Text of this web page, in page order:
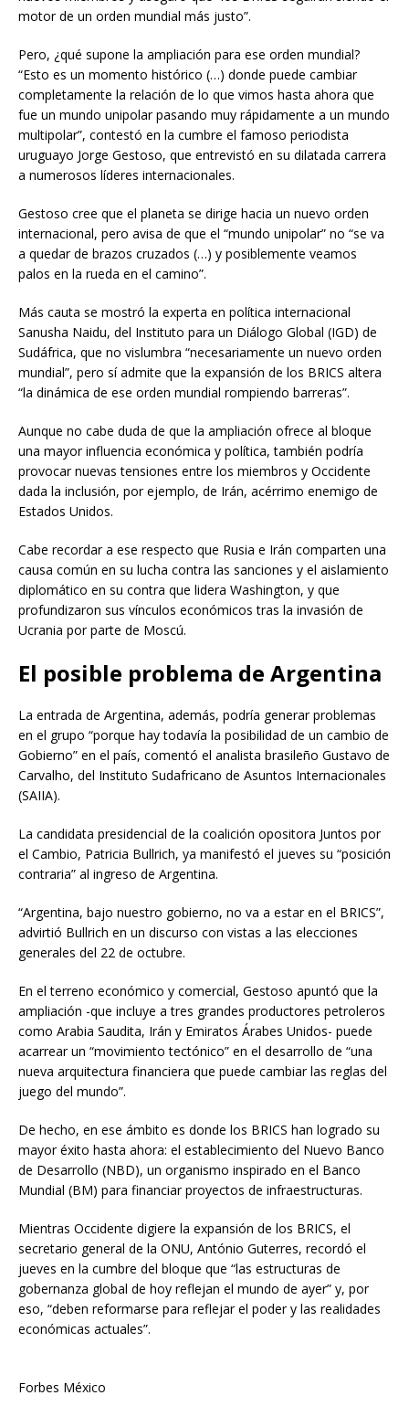
motor de un orden mundial más justo”.
Pero, ¿qué supone la ampliación para ese orden mundial?
“Esto es un momento histórico (…) donde puede cambiar
completamente la relación de lo que vimos hasta ahora que
fue un mundo unipolar pasando muy rápidamente a un mundo
multipolar”, contestó en la cumbre el famoso periodista
uruguayo Jorge Gestoso, que entrevistó en su dilatada carrera
a numerosos líderes internacionales.
Gestoso cree que el planeta se dirige hacia un nuevo orden
internacional, pero avisa de que el “mundo unipolar” no “se va
a quedar de brazos cruzados (…) y posiblemente veamos
palos en la rueda en el camino”.
Más cauta se mostró la experta en política internacional
Sanusha Naidu, del Instituto para un Diálogo Global (IGD) de
Sudáfrica, que no vislumbra “necesariamente un nuevo orden
mundial”, pero sí admite que la expansión de los BRICS altera
“la dinámica de ese orden mundial rompiendo barreras”.
Aunque no cabe duda de que la ampliación ofrece al bloque
una mayor influencia económica y política, también podría
provocar nuevas tensiones entre los miembros y Occidente
dada la inclusión, por ejemplo, de Irán, acérrimo enemigo de
Estados Unidos.
Cabe recordar a ese respecto que Rusia e Irán comparten una
causa común en su lucha contra las sanciones y el aislamiento
diplomático en su contra que lidera Washington, y que
profundizaron sus vínculos económicos tras la invasión de
Ucrania por parte de Moscú.
El posible problema de Argentina
La entrada de Argentina, además, podría generar problemas
en el grupo “porque hay todavía la posibilidad de un cambio de
Gobierno” en el país, comentó el analista brasileño Gustavo de
Carvalho, del Instituto Sudafricano de Asuntos Internacionales
(SAIIA).
La candidata presidencial de la coalición opositora Juntos por
el Cambio, Patricia Bullrich, ya manifestó el jueves su “posición
contraria” al ingreso de Argentina.
“Argentina, bajo nuestro gobierno, no va a estar en el BRICS”,
advirtió Bullrich en un discurso con vistas a las elecciones
generales del 22 de octubre.
En el terreno económico y comercial, Gestoso apuntó que la
ampliación -que incluye a tres grandes productores petroleros
como Arabia Saudita, Irán y Emiratos Árabes Unidos- puede
acarrear un “movimiento tectónico” en el desarrollo de “una
nueva arquitectura financiera que puede cambiar las reglas del
juego del mundo”.
De hecho, en ese ámbito es donde los BRICS han logrado su
mayor éxito hasta ahora: el establecimiento del Nuevo Banco
de Desarrollo (NBD), un organismo inspirado en el Banco
Mundial (BM) para financiar proyectos de infraestructuras.
Mientras Occidente digiere la expansión de los BRICS, el
secretario general de la ONU, António Guterres, recordó el
jueves en la cumbre del bloque que “las estructuras de
gobernanza global de hoy reflejan el mundo de ayer” y, por
eso, “deben reformarse para reflejar el poder y las realidades
económicas actuales”.
Forbes México